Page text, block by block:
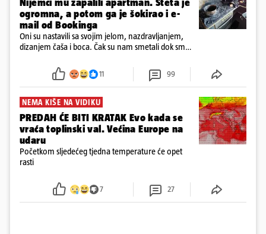
Nijemci mu zapalili apartman. Šteta je
ogromna, a potom ga je šokirao i e-
mail od Bookinga
Oni su nastavili sa svojim jelom, nazdravljanjem,
dizanjem čaša i boca. Čak su nam smetali dok smo
požar, rekao je vlasnik
11 99
NEMA KIŠE NA VIDIKU
PREDAH ĆE BITI KRATAK Evo kada se
vraća toplinski val. Većina Europe na
udaru
Početkom sljedećeg tjedna temperature će opet
rasti
7 27